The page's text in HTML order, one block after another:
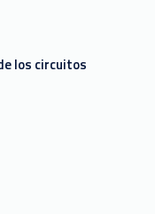
los circuitos